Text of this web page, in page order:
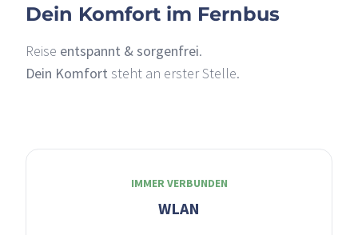
Dein Komfort im Fernbus
Reise entspannt & sorgenfrei.
Dein Komfort steht an erster Stelle.
IMMER VERBUNDEN
WLAN